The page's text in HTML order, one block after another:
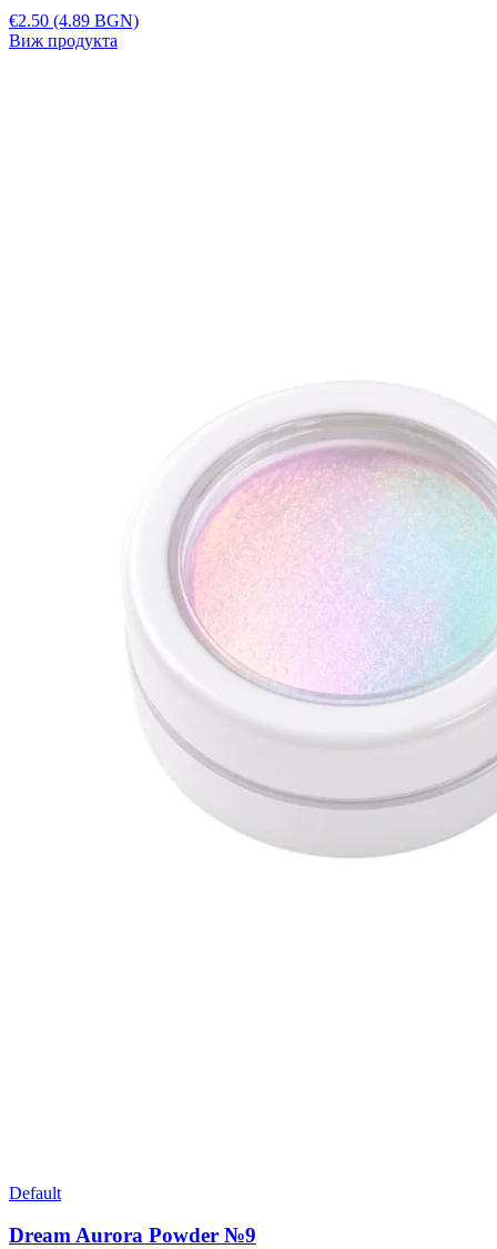
€2.50 (4.89 BGN)
Виж продукта
Default
Dream Aurora Powder №9